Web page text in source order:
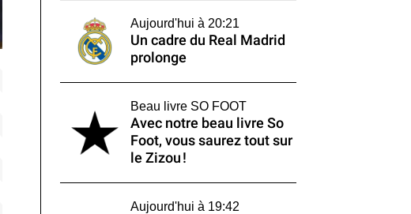
Aujourd'hui à 20:21
Un cadre du Real Madrid
prolonge
Beau livre SO FOOT
Avec notre beau livre So
Foot, vous saurez tout sur
le Zizou !
Aujourd'hui à 19:42